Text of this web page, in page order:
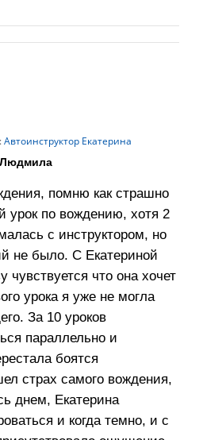
Автоинструктор Екатерина
Людмила
помню как страшно
урок по вождению, хотя 2
с инструктором, но
не было. С Екатериной
чувствуется что она хочет
урока я уже не могла
За 10 уроков
параллельно и
боятся
страх самого вождения,
днем, Екатерина
и когда темно, и с